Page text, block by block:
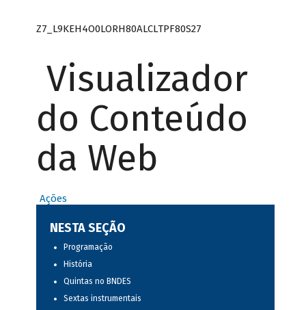
Z7_L9KEH4O0LORH80ALCLTPF80S27
Visualizador
do Conteúdo
da Web
Ações
NESTA SEÇÃO
Programação
História
Quintas no BNDES
Sextas instrumentais